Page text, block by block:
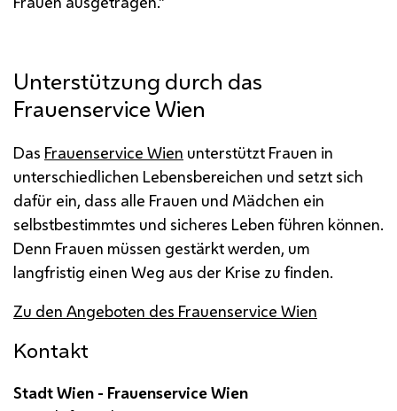
Unterstützung durch das
Frauenservice Wien
Das Frauenservice Wien unterstützt Frauen in
unterschiedlichen Lebensbereichen und setzt sich
dafür ein, dass alle Frauen und Mädchen ein
selbstbestimmtes und sicheres Leben führen können.
Denn Frauen müssen gestärkt werden, um
langfristig einen Weg aus der Krise zu finden.
Zu den Angeboten des Frauenservice Wien
Kontakt
Stadt Wien - Frauenservice Wien